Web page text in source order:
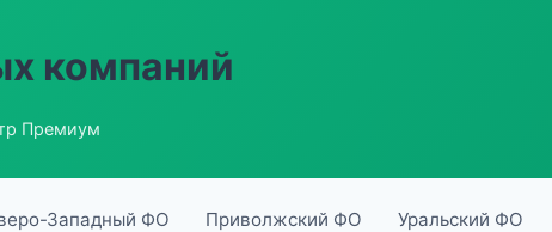
компаний
Премиум
Западный ФО Приволжский ФО Уральский ФО